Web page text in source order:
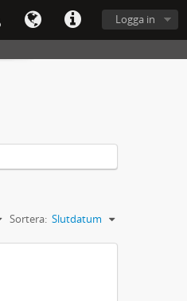
Logga in
Sortera: Slutdatum